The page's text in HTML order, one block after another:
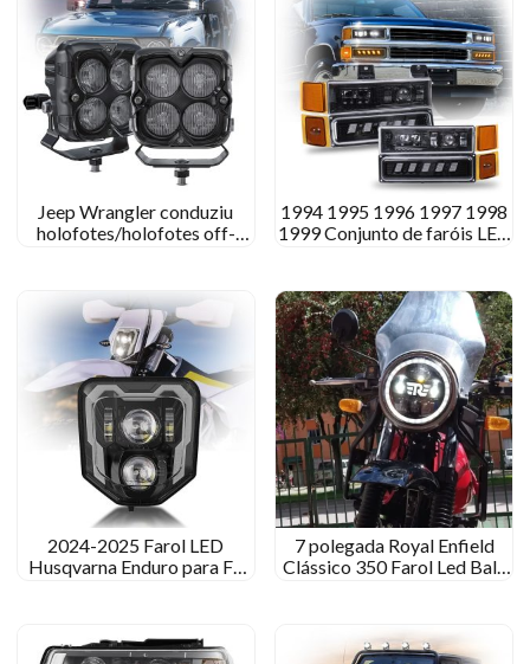
Jeep Wrangler conduziu
holofotes/holofotes off-
1994 1995 1996 1997 1998
1999 Conjunto de faróis LED
2024-2025 Farol LED
Husqvarna Enduro para FE
7 polegada Royal Enfield
Clássico 350 Farol Led Bala
meteoros do interceptor do
Himalaia